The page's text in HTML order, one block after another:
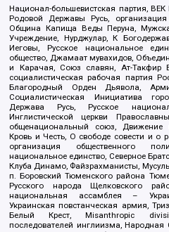
Национал-большевистская партия,
Родовой Державы Русь,
Община Капища Веды Перуна,
Учреждение, Нурджулар, К
Иеговы, Русское национальное
общество, Джамаат мувахидов,
и Карачая, Союз славян, Ат-Такфир
социалистическая рабочая партия
Благородный Орден Дьявола,
Социалистическая Инициатива
Держава Русь, Русское
Инглистической церкви
общенациональный союз, Движение
Кровь и Честь, О свободе совести и о
организация общественного
национальное единство, Северное
Клуба Динамо, Файзрахманисты,
п. Боровский Тюменского района
Русского народа Щелковского
национальная ассамблея –
Украинская повстанческая армия,
Белый Крест, Misanthropic
последователей инглиизма,